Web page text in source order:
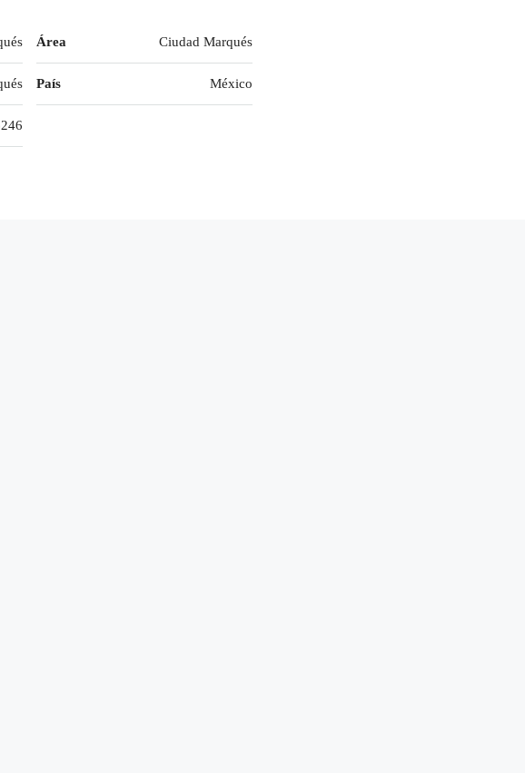
Área Ciudad Marqués
País México